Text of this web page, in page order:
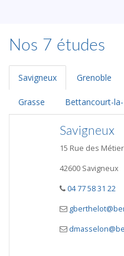
Nos 7 études
Savigneux Grenoble
Grasse Bettancourt-
Savigneux
15 Rue des
42600 Savigneux
04 77 58 31 22